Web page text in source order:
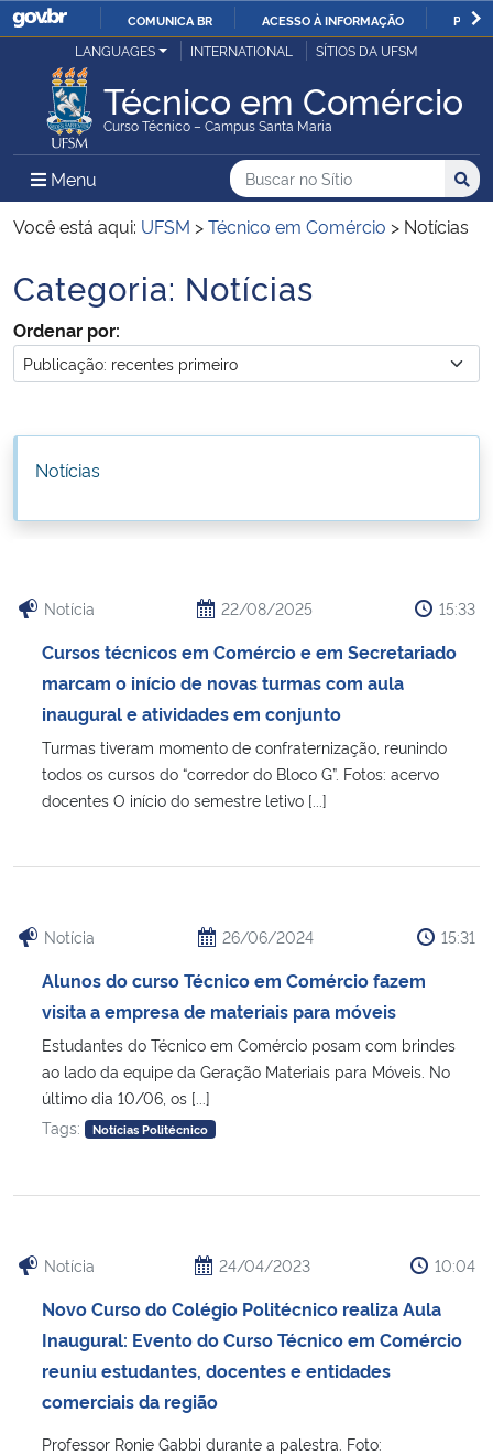
IR
O
COMUNICA BR ACESSO À INFORMAÇÃO
Ministério da Justiça e Segurança Pública
Ministério da Defesa
Ministério das Relações Exteriores
Ministério da Economia
Ministério da Infraestrutura
Ministério da Ciência, Tecnologia, Inovações e Comunicações
Ministério do Meio Ambiente
Ministério do Turismo
Ministério do Desenvolvimento Regional
Ministério da Mulher, da Família e dos Direitos Humanos
Secretaria-Geral
Secretaria de Governo
Banco Central do Brasil
Planalto
LANGUAGES INTERNATIONAL SÍTIOS DA UFSM
Técnico em Comércio
Curso Técnico – Campus Santa Maria
Menu Menu Principal do Sítio
Busca
Buscar no no Sítio
Busca:
Você está aqui: UFSM >Técnico em Comércio > Notícias
Início do conteúdo
Categoria: Notícias
Ordenar por:
Notícias
Notícia 22/08/2025 15:33
Cursos técnicos em Comércio e em Secretariado
marcam o início de novas turmas com aula
inaugural e atividades em conjunto
Turmas tiveram momento de confraternização, reunindo
todos os cursos do “corredor do Bloco G”. Fotos: acervo
docentes O início do semestre letivo [...]
Notícia 26/06/2024 15:31
Alunos do curso Técnico em Comércio fazem
visita a empresa de materiais para móveis
Estudantes do Técnico em Comércio posam com brindes
ao lado da equipe da Geração Materiais para Móveis. No
último dia 10/06, os [...]
Tags:
Notícias Politécnico
Notícia 24/04/2023 10:04
Novo Curso do Colégio Politécnico realiza Aula
Inaugural: Evento do Curso Técnico em Comércio
reuniu estudantes, docentes e entidades
comerciais da região
Professor Ronie Gabbi durante a palestra. Foto: